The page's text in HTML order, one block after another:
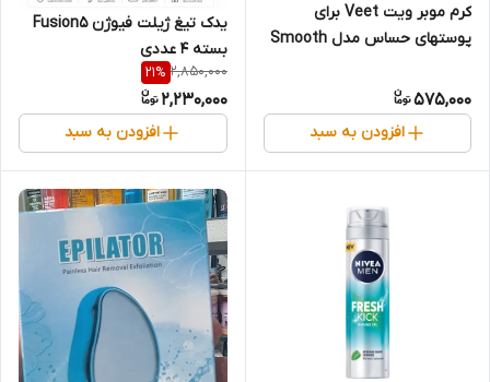
کرم موبر ویت Veet برای
پوستهای حساس مدل Smooth
575,000
افزودن به سبد
یدک تیغ ژیلت فیوژن Fusion5
بسته 4 عددی
2,850,000
21%
2,230,000
افزودن به سبد